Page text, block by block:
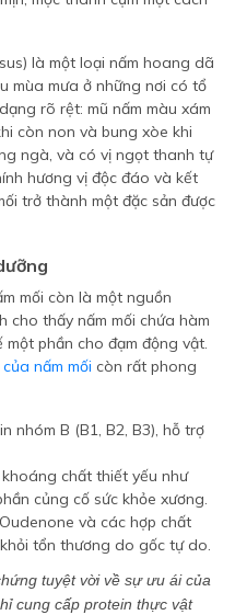
là một loại nấm hoang dã
mùa mưa ở những nơi có tổ
rõ rệt: mũ nấm màu xám
còn non và bung xòe khi
ngà, và có vị ngọt thanh tự
hương vị độc đáo và kết
trở thành một đặc sản được
mối còn là một nguồn
cho thấy nấm mối chứa hàm
phần cho đạm động vật.
nấm mối còn rất phong
nhóm B (B1, B2, B3), hỗ trợ
chất thiết yếu như
củng cố sức khỏe xương.
và các hợp chất
tổn thương do gốc tự do.
tuyệt vời về sự ưu ái của
cung cấp protein thực vật